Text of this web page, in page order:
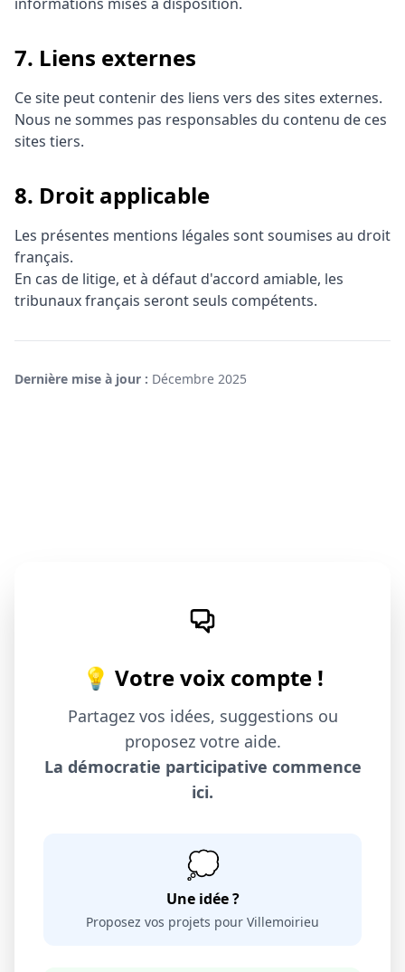
7. Liens externes
Ce site peut contenir des liens vers des sites externes.
Nous ne sommes pas responsables du contenu de ces
sites tiers.
8. Droit applicable
Les présentes mentions légales sont soumises au droit
français.
En cas de litige, et à défaut d'accord amiable, les
tribunaux français seront seuls compétents.
Dernière mise à jour : Décembre 2025
💡 Votre voix compte !
Partagez vos idées, suggestions ou
proposez votre aide.
La démocratie participative commence
ici.
💭
Une idée ?
Proposez vos projets pour Villemoirieu